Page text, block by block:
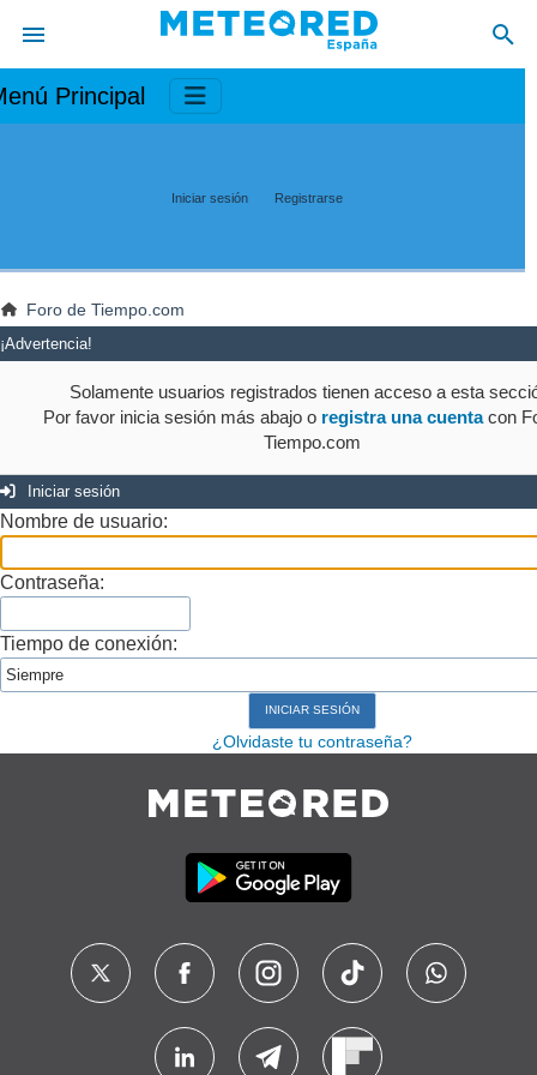
Principal
Iniciar sesión Registrarse
Foro de Tiempo.com
¡Advertencia!
Solamente usuarios registrados tienen acceso a esta
Por favor inicia sesión más abajo o registra una cuentacon
Tiempo.com
Iniciar sesión
Nombre de usuario:
Contraseña:
Tiempo de conexión:
¿Olvidaste tu contraseña?